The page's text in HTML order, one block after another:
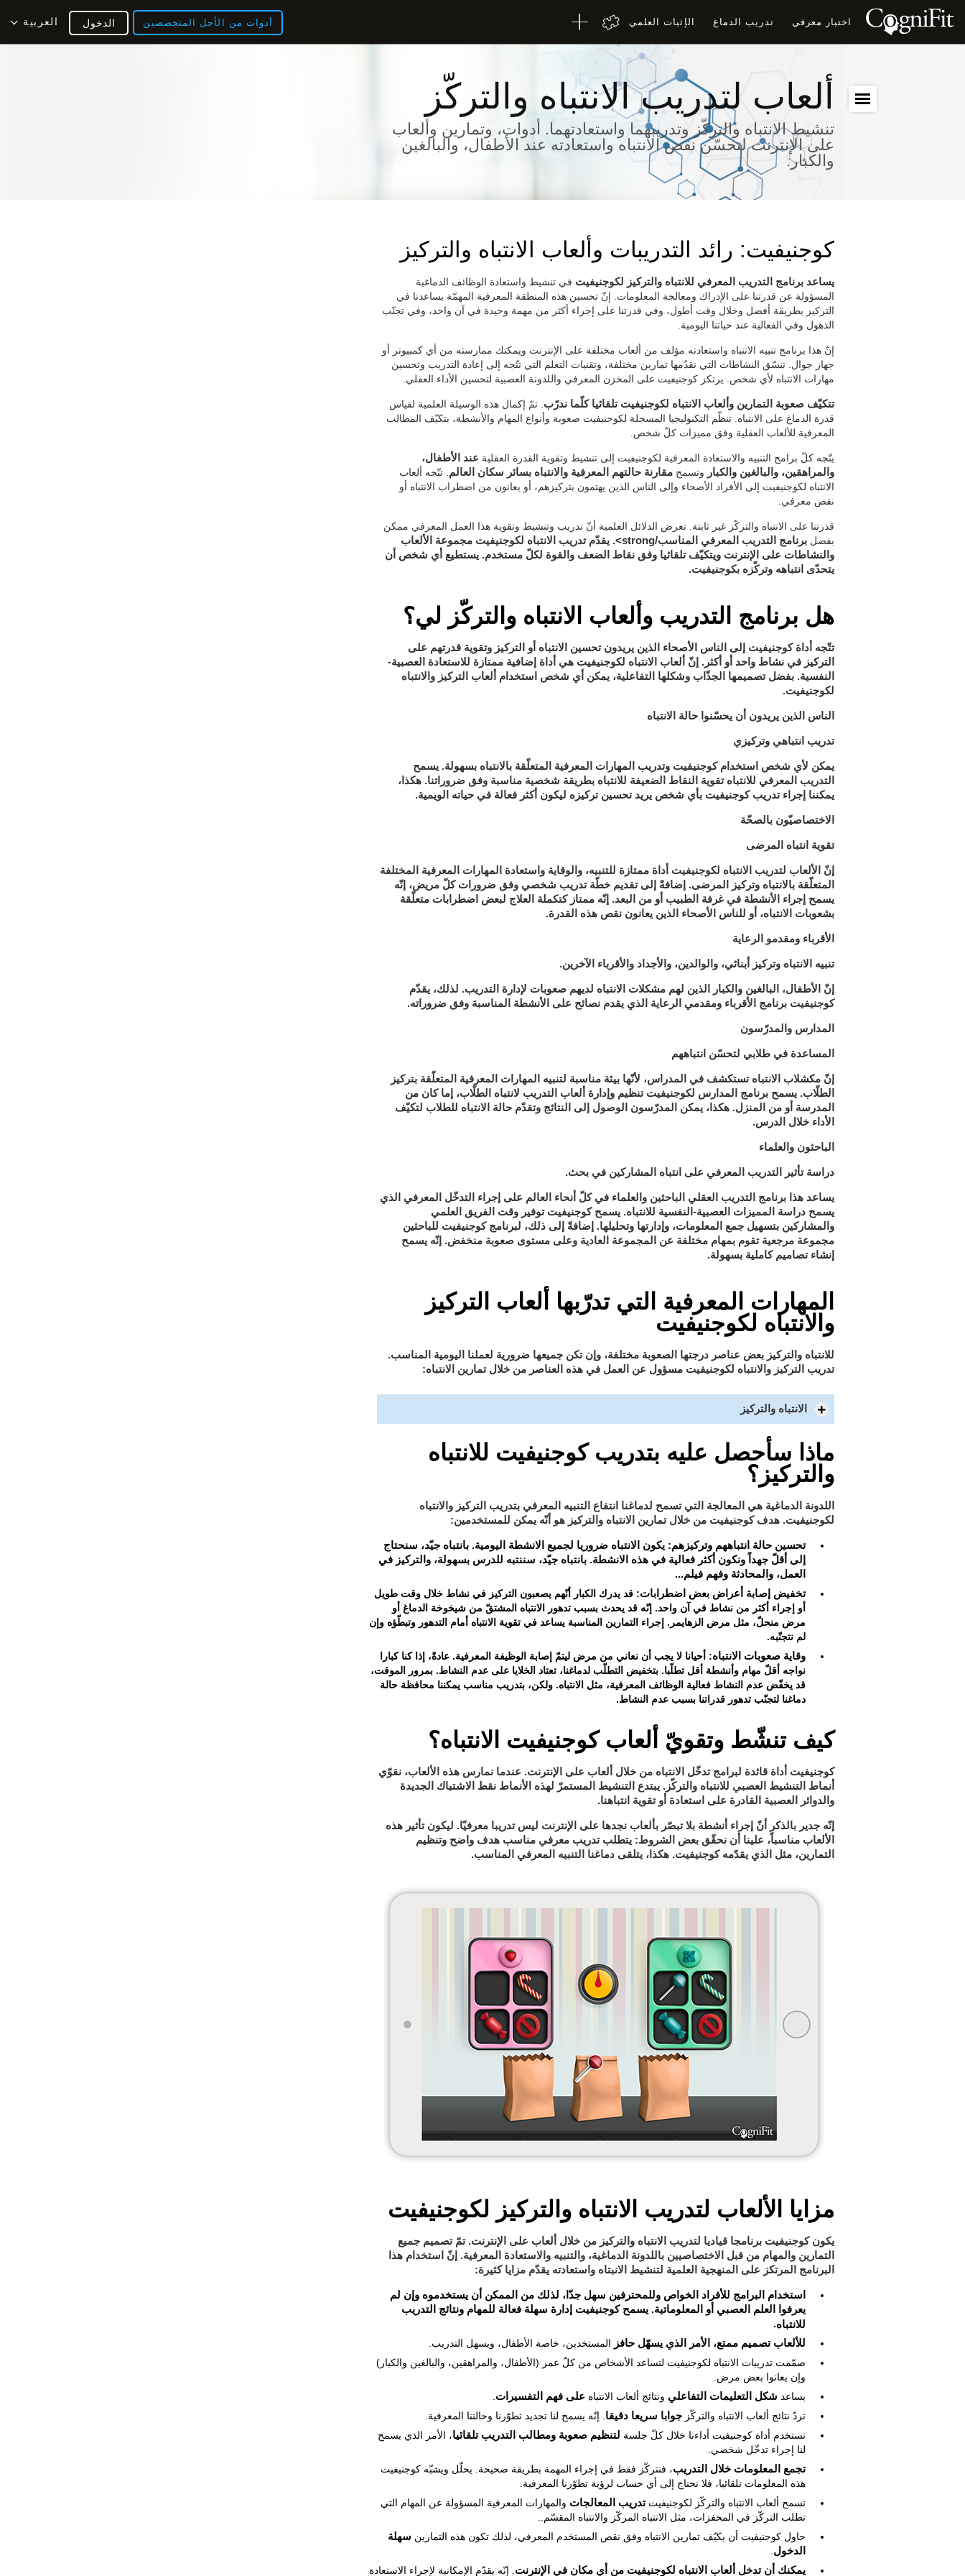
اختبار معرفي تدريب الدماغ الإثبات العلمي أدوات من الأجل المتخصصين العربية الدخول
ألعاب لتدريب الانتباه والتركّز
تنشيط الانتباه والتركّز وتدريبهما واستعادتهما. أدوات، وتمارين وألعاب
على الإنترنت لتحسّن نقص الانتباه واستعادته عند الأطفال، والبالغين
والكبار.
كوجنيفيت: رائد التدريبات وألعاب الانتباه والتركيز
يساعد برنامج التدريب المعرفي للانتباه والتركيز لكوجنيفيت في تنشيط واستعادة الوظائف الدماغية
المسؤولة عن قدرتنا على الإدراك ومعالجة المعلومات. إنّ تحسين هذه المنطقة المعرفية المهمّة يساعدنا في
التركيز بطريقة أفضل وخلال وقت أطول، وفي قدرتنا على إجراء أكثر من مهمة وحيدة في آن واحد، وفي تجنّب
الذهول وفي الفعالية عند حياتنا اليومية.
إنّ هذا برنامج تنبيه الانتباه واستعادته مؤلف من ألعاب مختلفة على الإنترنت ويمكنك ممارسته من أي كمبيوتر أو
جهاز جوال. تنسّق النشاطات التي نقدّمها تمارين مختلفة، وتقنيات التعلم التي تتّجه إلى إعادة التدريب وتحسين
مهارات الانتباه لأي شخص. يرتكز كوجنيفيت على المخزن المعرفي واللدونة العصبية لتحسين الأداء العقلي.
تتكيّف صعوبة التمارين وألعاب الانتباه لكوجنيفيت تلقائيا كلّما ندرّب . تمّ إكمال هذه الوسيلة العلمية لقياس
قدرة الدماغ على الانتباه. تنظّم التكنوليجيا المسجلة لكوجنيفيت صعوبة وأنواع المهام والأنشطة، بتكيّف المطالب
المعرفية للألعاب العقلية وفق مميزات كلّ شخص.
يتّجه كلّ برامج التنبيه والاستعادة المعرفية لكوجنيفيت إلى تنشيط وتقوية القدرة العقلية عند الأطفال،
والمراهقين، والبالغين والكبار وتسمح مقارنة حالتهم المعرفية والانتباه بسائر سكان العالم . تتّجه ألعاب
الانتباه لكوجنيفيت إلى الأفراد الأصحاء وإلى الناس الذين يهتمون بتركيزهم، أو يعانون من اضطراب الانتباه أو
نقص معرفي.
قدرتنا على الانتباه والتركّز غير ثابتة. تعرض الدلائل العلمية أنّ تدريب وتنشيط وتقوية هذا العمل المعرفي ممكن
بفضل
برنامج التدريب المعرفي المناسب/strong>. يقدّم تدريب الانتباه لكوجنيفيت مجموعة الألعاب
والنشاطات على الإنترنت ويتكيّف تلقائيا وفق نقاط الضعف والقوة لكلّ مستخدم. يستطيع أي شخص أن
يتحدّى انتباهه وتركّزه بكوجنيفيت.
هل برنامج التدريب وألعاب الانتباه والتركّز لي؟
تتّجه أداة كوجنيفيت إلى
الناس الأصحاء الذين يريدون تحسين الانتباه أو التركيز وتقوية قدرتهم على
التركيز في نشاط واحد أو أكثر . إنّ ألعاب الانتباه لكوجنيفيت هي أداة إضافية ممتازة للاستعادة العصبية-
النفسية. بفضل تصميمها الجذّاب وشكلها التفاعلية، يمكن أي شخص استخدام ألعاب التركيز والانتباه
لكوجنيفيت.
الناس الذين يريدون أن يحسّنوا حالة الانتباه
تدريب انتباهي وتركيزي
يمكن لأي شخص استخدام كوجنيفيت وتدريب المهارات المعرفية المتعلّقة بالانتباه بسهولة. يسمح
التدريب المعرفي للانتباه تقوية النقاط الضعيفة للانتباه بطريقة شخصية مناسبة وفق ضروراتنا. هكذا،
يمكننا إجراء تدريب كوجنيفيت بأي شخص يريد تحسين تركيزه ليكون أكثر فعالة في حياته الويمية.
الاختصاصيّون بالصحّة
تقوية انتباه المرضى
إنّ الألعاب لتدريب الانتباه لكوجنيفيت أداة ممتازة للتنبيه، والوقاية واستعادة المهارات المعرفية المختلفة
المتعلّقة بالانتباه وتركيز المرضى. إضافةً إلى تقديم خطّة تدريب شخصي وفق ضرورات كلّ مريض، إنّه
يسمح إجراء الأنشطة في غرفة الطبيب أو من البعد. إنّه ممتاز كتكملة العلاج لبعض اضطرابات متعلّقة
بشعوبات الانتباه، أو للناس الأصحاء الذين يعانون نقص هذه القدرة.
الأقرباء ومقدمو الرعاية
تنبيه الانتباه وتركيز أبنائي، والوالدين، والأجداد والأقرباء الآخرين.
إنّ الأطفال، البالغين والكبار الذين لهم مشكلات الانتباه لديهم صعوبات لإدارة التدريب. لذلك، يقدّم
كوجنيفيت برنامج الأقرباء ومقدمي الرعاية الذي يقدم نصائح على الأنشطة المناسبة وفق ضروراته.
المدارس والمدرّسون
المساعدة في طلابي لتحسّن انتباههم
إنّ مكشلاب الانتباه تستكشف في المدراس، لأنّها بيئة مناسبة لتنبيه المهارات المعرفية المتعلّقة بتركيز
الطلّاب. يسمح برنامج المدارس لكوجنيفيت تنظيم وإدارة ألعاب التدريب لانتباه الطلّاب، إما كان من
المدرسة أو من المنزل. هكذا، يمكن المدرّسون الوصول إلى النتائج وتقدّم حالة الانتباه للطلاب لتكيّف
الأداء خلال الدرس.
الباحثون والعلماء
دراسة تأثير التدريب المعرفي على انتباه المشاركين في بحث.
يساعد هذا برنامج التدريب العقلي الباحثين والعلماء في كلّ أنحاء العالم على إجراء التدخّل المعرفي الذي
يسمح دراسة المميزات العصبية-النفسية للانتباه. يسمح كوجنيفيت توفير وقت الفريق العلمي
والمشاركين بتسهيل جمع المعلومات، وإدارتها وتحليلها. إضافةً إلى ذلك، لبرنامج كوجنيفيت للباحثين
مجموعة مرجعية تقوم بمهام مختلفة عن المجموعة العادية وعلى مستوى صعوبة منخفض. إنّه يسمح
إنشاء تصاميم كاملية بسهولة.
المهارات المعرفية التي تدرّبها ألعاب التركيز
والانتباه لكوجنيفيت
للانتباه والتركيز بعض عناصر درجتها الصعوبة مختلفة، وإن تكن جميعها ضرورية لعملنا اليومية المناسب.
تدريب التركيز والانتباه لكوجنيفيت مسؤول عن العمل في هذه العناصر من خلال تمارين الانتباه:
الانتباه والتركيز
ماذا سأحصل عليه بتدريب كوجنيفيت للانتباه
والتركيز؟
اللدونة الدماغية هي المعالجة التي تسمح لدماغنا انتفاع التنبيه المعرفي بتدريب التركيز والانتباه
لكوجنيفيت. هدف كوجنيفيت من خلال تمارين الانتباه والتركيز هو أنّه يمكن للمستخدمين:
تحسين حالة انتباههم وتركيزهم: يكون الانتباه ضروريا لجميع الانشطة اليومية. بانتباه جيّد، سنحتاج
إلى أقلّ جهداً ونكون أكثر فعالية في هذه الانشطة. بانتباه جيّد، سننتبه للدرس بسهولة، والتركيز في
العمل، والمحادثة وفهم فيلم...
تخفيض إصابة أعراض بعض اضطرابات: قد يدرك الكبار أنّهم يصعبون التركيز في نشاط خلال وقت طويل
أو إجراء أكثر من نشاط في آن واحد. إنّه قد يحدث بسبب تدهور الانتباه المشتقّ من شيخوخة الدماغ أو
مرض منحلّ، مثل مرض الزهايمر. إجراء التمارين المناسبة يساعد في تقوية الانتباه أمام التدهور وتبطّؤه وإن
لم نتجنّبه.
وقاية صعوبات الانتباه: أحيانا لا يجب أن نعاني من مرض ليتمّ إصابة الوظيفة المعرفية. عادةً، إذا كنا كبارا
نواجه أقلّ مهام وأنشطة أقل تطلّبا. بتخفيض التطلّب لدماغنا، تعتاد الخلايا على عدم النشاط. بمرور الموقت،
قد يخفّض عدم النشاط فعالية الوظائف المعرفية، مثل الانتباه. ولكن، بتدريب مناسب يمكننا محافظة حالة
دماغنا لتجنّب تدهور قدراتنا بسبب عدم النشاط.
كيف تنشّط وتقويّ ألعاب كوجنيفيت الانتباه؟
كوجنيفيت أداة قائدة لبرامج تدخّل الانتباه من خلال ألعاب على الإنترنت. عندما نمارس هذه الألعاب، نقوّي
أنماط التنشيط العصبي للانتباه والتركّز. يبتدع التنشيط المستمرّ لهذه الأنماط نقط الاشتباك الجديدة
والدوائر العصبية القادرة على استعادة أو تقوية انتباهنا.
إنّه جدير بالذكر أنّ إجراء أنشطة بلا تبصّر بألعاب نجدها على الإنترنت ليس تدريبا معرفيّا. ليكون تأثير هذه
الألعاب مناسباً، علينا أن نحقّق بعض الشروط: يتطلب تدريب معرفي مناسب هدف واضح وتنظيم
التمارين، مثل الذي يقدّمه كوجنيفيت. هكذا، يتلقى دماغنا التنبيه المعرفي المناسب.
مزايا الألعاب لتدريب الانتباه والتركيز لكوجنيفيت
يكون كوجنيفيت برنامجا قياديا لتدريب الانتباه والتركيز من خلال ألعاب على الإنترنت. تمّ تصميم جميع
التمارين والمهام من قبل الاختصاصيين باللدونة الدماغية، والتنبيه والاستعادة المعرفية. إنّ استخدام هذا
البرنامج المرتكز على المنهجية العلمية لتنشيط الانبتاه واستعادته يقدّم مزايا كثيرة:
استخدام البرامج للأفراد الخواص وللمحترفين سهل جدّا، لذلك من الممكن أن يستخدموه وإن لم
يعرفوا العلم العصبي أو المعلوماتية. يسمح كوجنيفيت إدارة سهلة فعالة للمهام ونتائج التدريب
للانتباه.
للألعاب تصميم ممتع، الأمر الذي يسهّل حافز المستخدين، خاصة الأطفال، ويسهل التدريب.
صمّمت تدريبات الانتباه لكوجنيفيت لتساعد الأشخاص من كلّ عمر (الأطفال، والمراهقين، والبالغين والكبار)
وإن يعانوا بعض مرض.
يساعد شكل التعليمات التفاعلي ونتائج ألعاب الانتباه على فهم التفسيرات.
تردّ نتائج ألعاب الانتباه والتركّز جوابا سريعا دقيقا. إنّه يسمح لنا تجديد تطوّرنا وحالتنا المعرفية.
تستخدم أداة كوجنيفيت أداءنا خلال كلّ جلسة لتنظيم صعوبة ومطالب التدريب تلقائيا، الأمر الذي يسمح
لنا إجراء تدخّل شخصي.
تجمع المعلومات خلال التدريب، فنتركّز فقط في إجراء المهمة بطريقة صحيحة. يحلّل ويشبّه كوجنيفيت
هذه المعلومات تلقائيا، فلا نحتاج إلى أي حساب لرؤية تطوّرنا المعرفية.
تسمح ألعاب الانتباه والتركّز لكوجنيفيتتدريب المعالجات والمهارات المعرفية المسؤولة عن المهام التي
تطلب التركّز في المحفزات، مثل الانتباه المركّز والانتباه المقسّم..
حاول كوجنيفيت أن يكيّف تمارين الانتباه وفق نقص المستخدم المعرفي، لذلك تكون هذه التمارين سهلة
الدخول.
يمكنك أن تدخل ألعاب الانتباه لكوجنيفيت من أي مكان في الإنترنت. إنّه يقدّم الإمكانية لإجراء الاستعادة